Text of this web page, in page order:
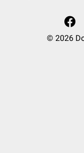
© 2026